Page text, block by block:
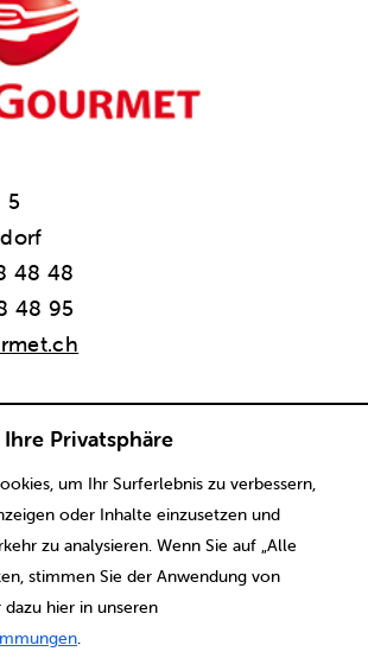
Privatsphäre
um Ihr Surferlebnis zu verbessern,
oder Inhalte einzusetzen und
zu analysieren. Wenn Sie auf „Alle
stimmen Sie der Anwendung von
hier in unseren
5
48 48
48 95
legali CGV Protezione dei dati